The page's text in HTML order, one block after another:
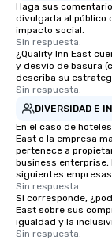
Haga sus
divulgada al público
impacto social.
Sin respuesta.
¿Quality Inn East
y desvío de basura
describa su
Sin respuesta.
DIVERSIDAD E
En el caso de
East o la empresa
pertenece a
business enterprise,
siguientes
Sin respuesta.
Si corresponde,
East sobre sus
igualdad y la
Sin respuesta.